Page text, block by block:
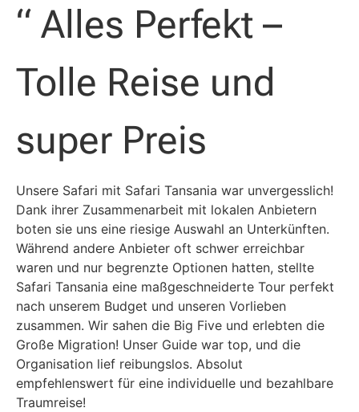
“ Alles Perfekt –
Tolle Reise und
super Preis
Unsere Safari mit Safari Tansania war unvergesslich!
Dank ihrer Zusammenarbeit mit lokalen Anbietern
boten sie uns eine riesige Auswahl an Unterkünften.
Während andere Anbieter oft schwer erreichbar
waren und nur begrenzte Optionen hatten, stellte
Safari Tansania eine maßgeschneiderte Tour perfekt
nach unserem Budget und unseren Vorlieben
zusammen. Wir sahen die Big Five und erlebten die
Große Migration! Unser Guide war top, und die
Organisation lief reibungslos. Absolut
empfehlenswert für eine individuelle und bezahlbare
Traumreise!